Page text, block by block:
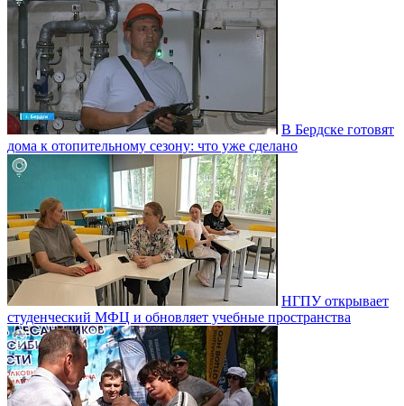
В Бердске готовят
дома к отопительному сезону: что уже сделано
НГПУ открывает
студенческий МФЦ и обновляет учебные пространства